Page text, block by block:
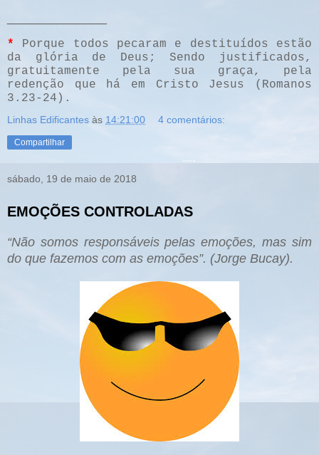
*
Porque todos pecaram e destituídos estão
da glória de Deus; Sendo justificados,
gratuitamente pela sua graça, pela
redenção que há em Cristo Jesus (Romanos
3.23-24).
Linhas Edificantes às 14:21:00 4 comentários:
Compartilhar
sábado, 19 de maio de 2018
EMOÇÕES CONTROLADAS
“Não somos responsáveis pelas emoções, mas sim
do que fazemos com as emoções”. (Jorge Bucay).